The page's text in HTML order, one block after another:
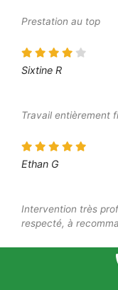
Prestation au top
Sixtine R
Travail entièrement
Ethan G
Intervention très
respecté, à